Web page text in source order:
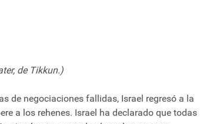
de Tikkun.)
de negociaciones fallidas, Israel regresó a la
a los rehenes. Israel ha declarado que todas